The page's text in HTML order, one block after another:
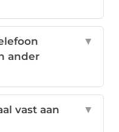
ander
▼
vast aan
▼